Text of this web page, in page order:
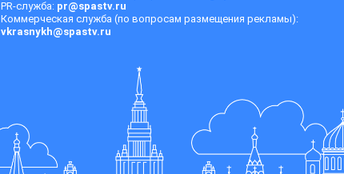
PR-служба: pr@spastv.ru
Коммерческая служба (по вопросам размещения рекламы):
vkrasnykh@spastv.ru